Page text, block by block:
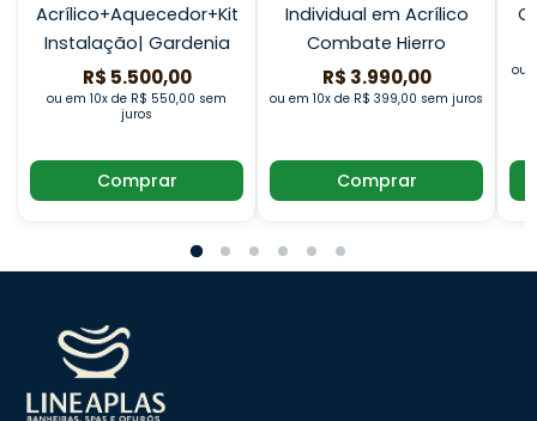
Acrílico+Aquecedor+Kit
Instalação| Gardenia
R$ 5.500,00
ou em 10x de R$ 550,00 sem
juros
Comprar
Individual em Acrílico
Combate Hierro
R$ 3.990,00
ou em 10x de R$ 399,00 sem juros
Comprar
ou